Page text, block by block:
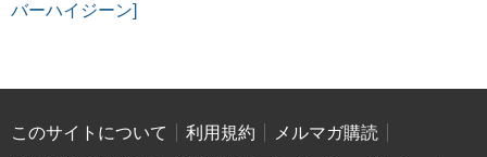
バーハイジーン]
このサイトについて 利用規約
メルマガ購読